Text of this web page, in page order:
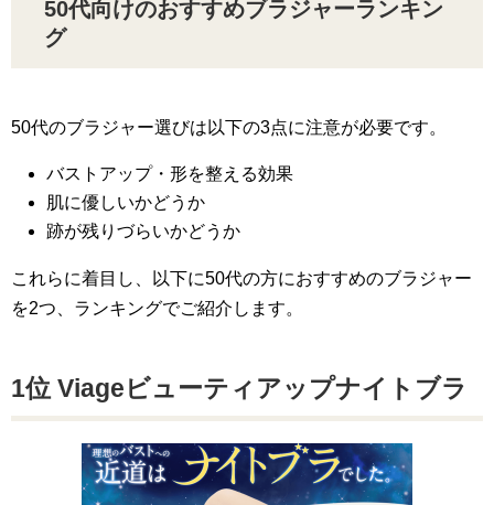
50代向けのおすすめブラジャーランキン
グ
50代のブラジャー選びは以下の3点に注意が必要です。
バストアップ・形を整える効果
肌に優しいかどうか
跡が残りづらいかどうか
これらに着目し、以下に50代の方におすすめのブラジャー
を2つ、ランキングでご紹介します。
1位 Viageビューティアップナイトブラ